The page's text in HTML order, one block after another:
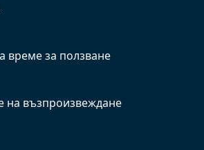
време за ползване
на възпроизвеждане